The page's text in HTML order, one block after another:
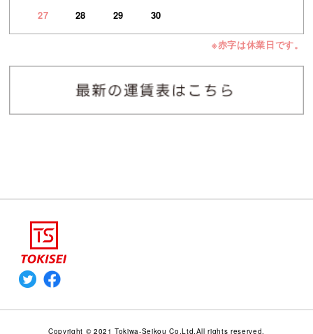
27
28 29 30
※赤字は休業日です。
Copyright © 2021 Tokiwa-Seikou Co,Ltd.All rights reserved.